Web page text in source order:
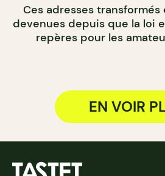
Ces adresses
devenues depuis que la loi
repères pour les
EN VOIR